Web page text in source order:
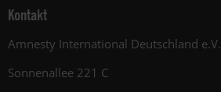
Kontakt
Amnesty International Deutschland e.V.
Sonnenallee 221 C